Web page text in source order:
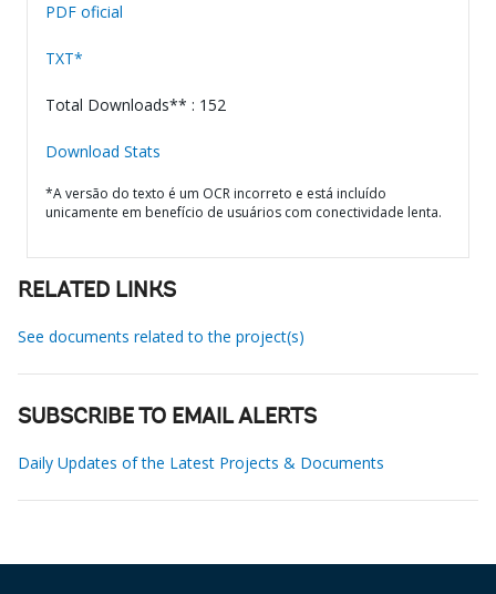
PDF oficial
TXT*
Total Downloads** : 152
Download Stats
*A versão do texto é um OCR incorreto e está incluído
unicamente em benefício de usuários com conectividade lenta.
RELATED LINKS
See documents related to the project(s)
SUBSCRIBE TO EMAIL ALERTS
Daily Updates of the Latest Projects & Documents